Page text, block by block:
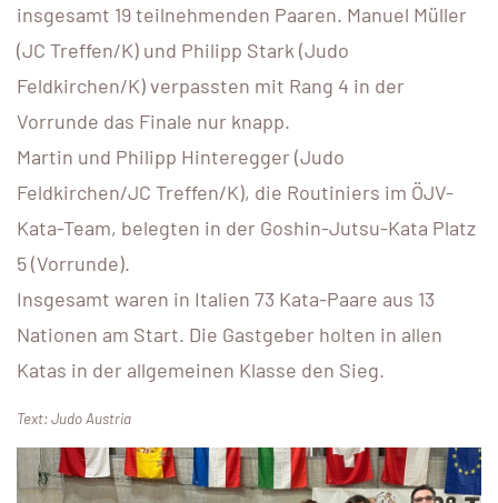
insgesamt 19 teilnehmenden Paaren. Manuel Müller
(JC Treffen/K) und Philipp Stark (Judo
Feldkirchen/K) verpassten mit Rang 4 in der
Vorrunde das Finale nur knapp.
Martin und Philipp Hinteregger (Judo
Feldkirchen/JC Treffen/K), die Routiniers im ÖJV-
Kata-Team, belegten in der Goshin-Jutsu-Kata Platz
5 (Vorrunde).
Insgesamt waren in Italien 73 Kata-Paare aus 13
Nationen am Start. Die Gastgeber holten in allen
Katas in der allgemeinen Klasse den Sieg.
Text: Judo Austria